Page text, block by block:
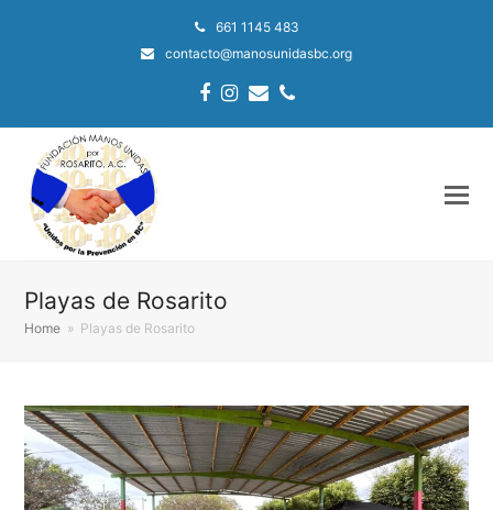
661 1145 483
contacto@manosunidasbc.org
Facebook
Instagram
EmailPhone
Playas de Rosarito
Home » Playas de Rosarito